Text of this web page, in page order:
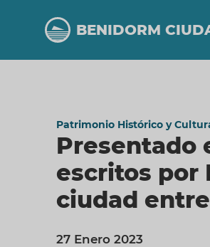
contenido
BENIDORM
Patrimonio Histórico y
Presentado
escritos por
ciudad entre
27 Enero 2023